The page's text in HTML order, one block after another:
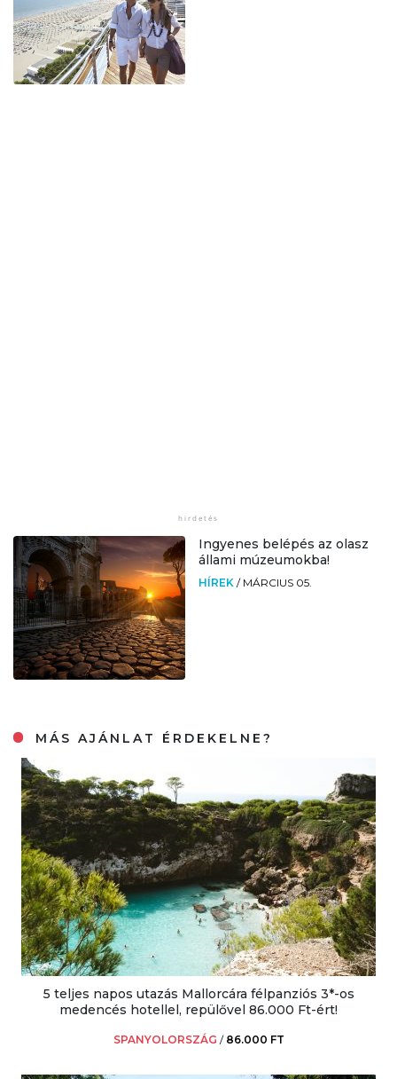
Ingyenes belépés az olasz
állami múzeumokba!
HÍREK / MÁRCIUS 05.
MÁS AJÁNLAT ÉRDEKELNE?
5 teljes napos utazás Mallorcára félpanziós 3*-os
medencés hotellel, repülővel 86.000 Ft-ért!
SPANYOLORSZÁG / 86.000 FT